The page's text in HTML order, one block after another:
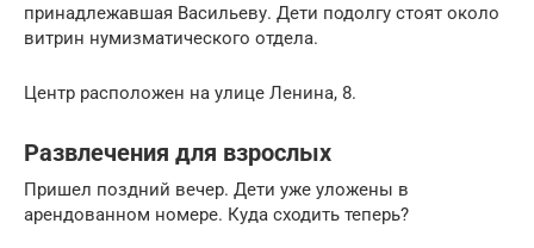
принадлежавшая Васильеву. Дети подолгу стоят около
витрин нумизматического отдела.
Центр расположен на улице Ленина, 8.
Развлечения для взрослых
Пришел поздний вечер. Дети уже уложены в
арендованном номере. Куда сходить теперь?